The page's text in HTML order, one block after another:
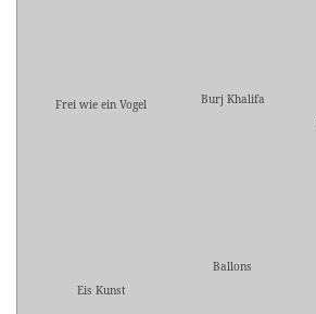
Frei wie ein Vogel
Burj Khalifa
Eis Kunst
Ballons